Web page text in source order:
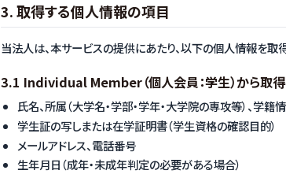
3. 取得する個人情報の項目
当法人は、本サービスの提供にあたり、以下の個人情報を取
3.1 Individual Member（個人会員：学生）から取
氏名、所属（大学名・学部・学年・大学院の専攻等）、学籍
学生証の写しまたは在学証明書（学生資格の確認目的）
メールアドレス、電話番号
生年月日（成年・未成年判定の必要がある場合）